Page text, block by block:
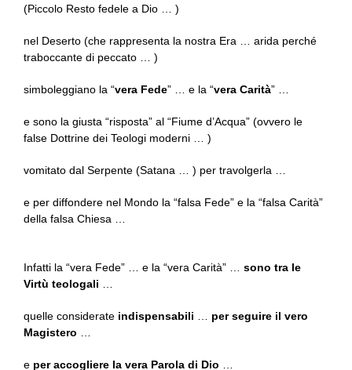
(Piccolo Resto fedele a Dio … )
nel Deserto (che rappresenta la nostra Era … arida perché
traboccante di peccato … )
simboleggiano la “vera Fede” … e la “vera Carità” …
e sono la giusta “risposta” al “Fiume d’Acqua” (ovvero le
false Dottrine dei Teologi moderni … )
vomitato dal Serpente (Satana … ) per travolgerla …
e per diffondere nel Mondo la “falsa Fede” e la “falsa Carità”
della falsa Chiesa …
Infatti la “vera Fede” … e la “vera Carità” … sono tra le
Virtù teologali
quelle considerate indispensabili
per seguire il vero
Magistero
e per accogliere la vera Parola di Dio